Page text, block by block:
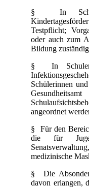
§ In
Testpflicht;
oder auch zum
Bildung
§ In
Schülerinnen
angeordnet
§ Für den
die für
medizinische
§ Die
davon erlangen,